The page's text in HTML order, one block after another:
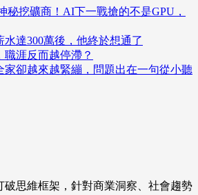
秘挖礦商！AI下一戰搶的不是GPU，
達300萬後，他終於想通了
涯反而越停滯？
家卻越來越緊繃，問題出在一句從小聽
破思維框架，針對商業洞察、社會趨勢